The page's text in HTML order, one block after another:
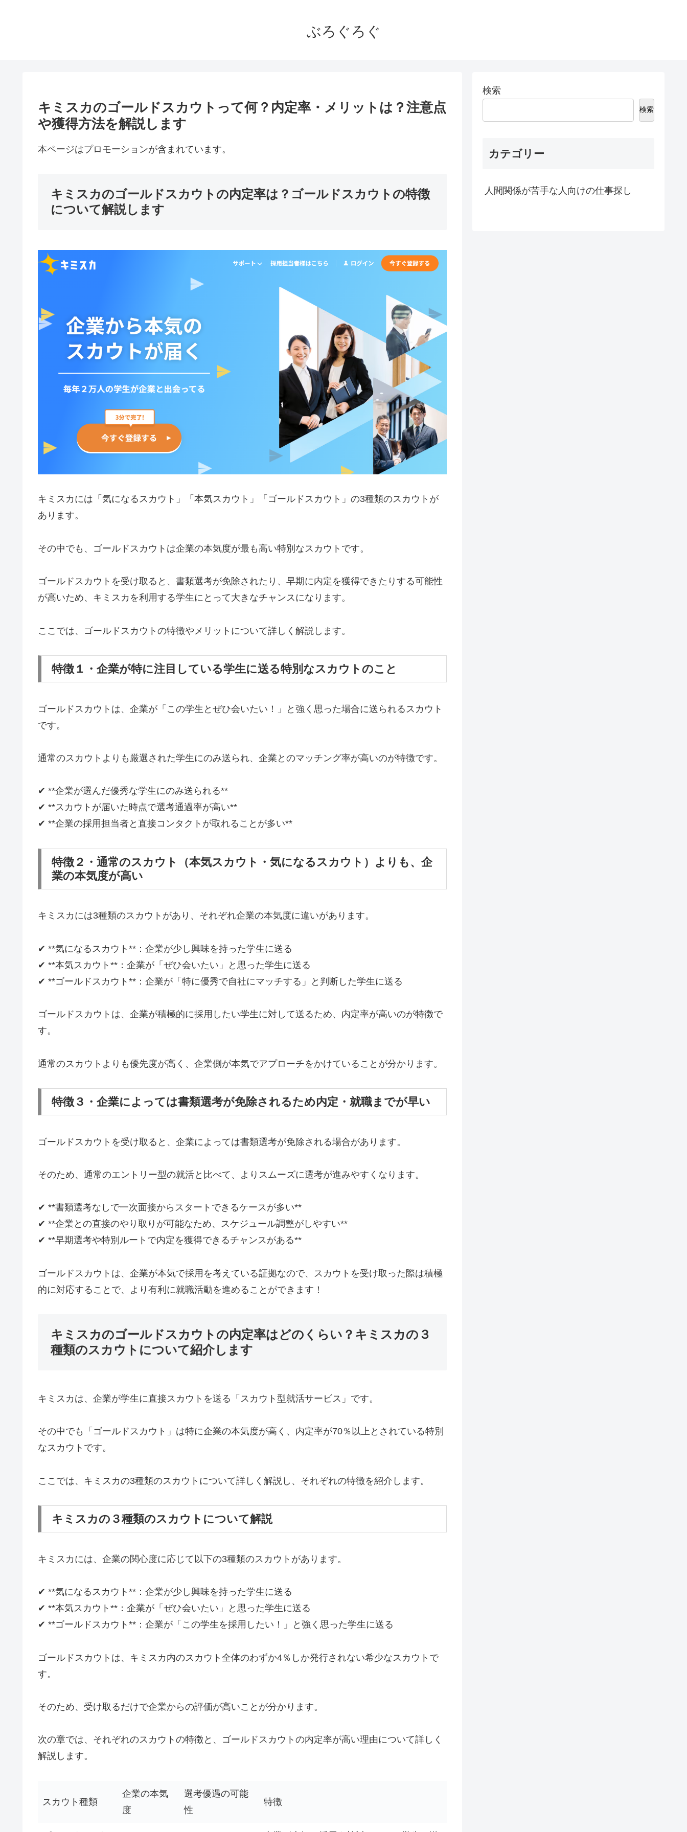
ぶろぐろぐ
キミスカのゴールドスカウトって何？内定率・メリットは？注意点
や獲得方法を解説します
本ページはプロモーションが含まれています。
キミスカのゴールドスカウトの内定率は？ゴールドスカウトの特徴
について解説します
キミスカには「気になるスカウト」「本気スカウト」「ゴールドスカウト」の3種類のスカウトが
あります。
その中でも、ゴールドスカウトは企業の本気度が最も高い特別なスカウトです。
ゴールドスカウトを受け取ると、書類選考が免除されたり、早期に内定を獲得できたりする可能性
が高いため、キミスカを利用する学生にとって大きなチャンスになります。
ここでは、ゴールドスカウトの特徴やメリットについて詳しく解説します。
特徴１・企業が特に注目している学生に送る特別なスカウトのこと
ゴールドスカウトは、企業が「この学生とぜひ会いたい！」と強く思った場合に送られるスカウト
です。
通常のスカウトよりも厳選された学生にのみ送られ、企業とのマッチング率が高いのが特徴です。
✔ **企業が選んだ優秀な学生にのみ送られる**
✔ **スカウトが届いた時点で選考通過率が高い**
✔ **企業の採用担当者と直接コンタクトが取れることが多い**
特徴２・通常のスカウト（本気スカウト・気になるスカウト）よりも、企
業の本気度が高い
キミスカには3種類のスカウトがあり、それぞれ企業の本気度に違いがあります。
✔ **気になるスカウト**：企業が少し興味を持った学生に送る
✔ **本気スカウト**：企業が「ぜひ会いたい」と思った学生に送る
✔ **ゴールドスカウト**：企業が「特に優秀で自社にマッチする」と判断した学生に送る
ゴールドスカウトは、企業が積極的に採用したい学生に対して送るため、内定率が高いのが特徴で
す。
通常のスカウトよりも優先度が高く、企業側が本気でアプローチをかけていることが分かります。
特徴３・企業によっては書類選考が免除されるため内定・就職までが早い
ゴールドスカウトを受け取ると、企業によっては書類選考が免除される場合があります。
そのため、通常のエントリー型の就活と比べて、よりスムーズに選考が進みやすくなります。
✔ **書類選考なしで一次面接からスタートできるケースが多い**
✔ **企業との直接のやり取りが可能なため、スケジュール調整がしやすい**
✔ **早期選考や特別ルートで内定を獲得できるチャンスがある**
ゴールドスカウトは、企業が本気で採用を考えている証拠なので、スカウトを受け取った際は積極
的に対応することで、より有利に就職活動を進めることができます！
キミスカのゴールドスカウトの内定率はどのくらい？キミスカの３
種類のスカウトについて紹介します
キミスカは、企業が学生に直接スカウトを送る「スカウト型就活サービス」です。
その中でも「ゴールドスカウト」は特に企業の本気度が高く、内定率が70％以上とされている特別
なスカウトです。
ここでは、キミスカの3種類のスカウトについて詳しく解説し、それぞれの特徴を紹介します。
キミスカの３種類のスカウトについて解説
キミスカには、企業の関心度に応じて以下の3種類のスカウトがあります。
✔ **気になるスカウト**：企業が少し興味を持った学生に送る
✔ **本気スカウト**：企業が「ぜひ会いたい」と思った学生に送る
✔ **ゴールドスカウト**：企業が「この学生を採用したい！」と強く思った学生に送る
ゴールドスカウトは、キミスカ内のスカウト全体のわずか4％しか発行されない希少なスカウトで
す。
そのため、受け取るだけで企業からの評価が高いことが分かります。
次の章では、それぞれのスカウトの特徴と、ゴールドスカウトの内定率が高い理由について詳しく
解説します。
スカウト種類
企業の本気
度
選考優遇の可能
性
特徴
検索
検索
カテゴリー
人間関係が苦手な人向けの仕事探し